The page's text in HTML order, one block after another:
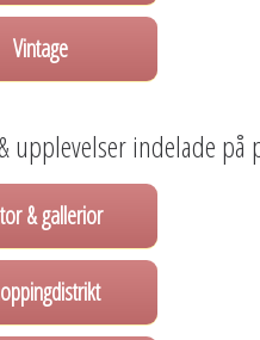
Vintage
upplevelser indelade på
& gallerior